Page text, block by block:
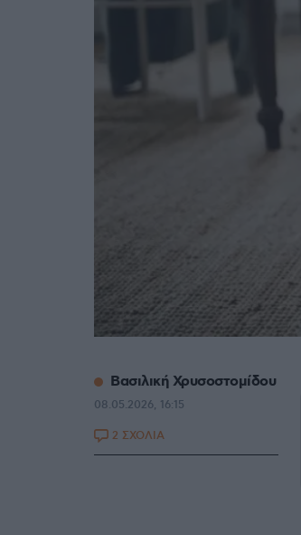
Βασιλική Χρυσοστομίδου
08.05.2026, 16:15
2 ΣΧΟΛΙΑ